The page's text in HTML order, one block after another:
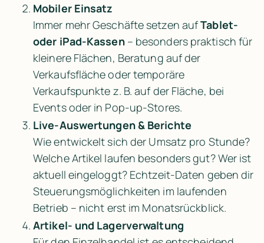
Mobiler Einsatz
Immer mehr Geschäfte setzen auf Tablet-
oder iPad-Kassen – besonders praktisch für
kleinere Flächen, Beratung auf der
Verkaufsfläche oder temporäre
Verkaufspunkte z. B. auf der Fläche, bei
Events oder in Pop-up-Stores.
Live-Auswertungen & Berichte
Wie entwickelt sich der Umsatz pro Stunde?
Welche Artikel laufen besonders gut? Wer ist
aktuell eingeloggt? Echtzeit-Daten geben dir
Steuerungsmöglichkeiten im laufenden
Betrieb – nicht erst im Monatsrückblick.
Artikel- und Lagerverwaltung